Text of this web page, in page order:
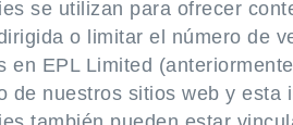
se utilizan para ofrecer
o limitar el número de
en EPL Limited
de nuestros sitios web y